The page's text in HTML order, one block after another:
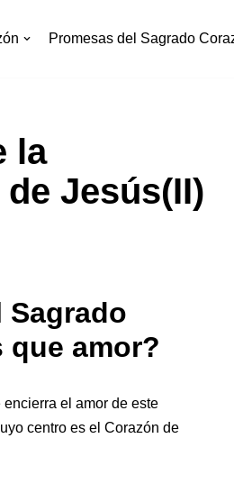
Promesas del Sagrado
la
Jesús(II)
que amor?
el amor de este
centro es el Corazón de